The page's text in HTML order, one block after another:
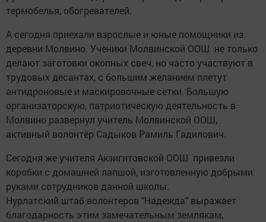
термобелья, обогревателей.
А сегодня приехали взрослые и юные помощники из
деревни Молвино. Ученики Молвинской ООШ не только
делают заготовки окопных свеч, но часто участвуют в
трудовых десантах, с большим желанием плетут
антидроновые и маскировочные сетки. Большую
организаторскую, патриотическую деятельность в
Молвино развернул учитель Молвинской ООШ,
активный волонтёр Садыков Рамиль Гадилович.
Сегодня же учителя Акзигитовской ООШ привезли
коробки с домашней лапшой, изготовленную добрыми
руками сотрудников данной школы.
Нурлатский штаб волонтеров "Надежда" выражает
благодарность этим замечательным землякам,